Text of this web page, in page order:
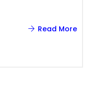
Read More